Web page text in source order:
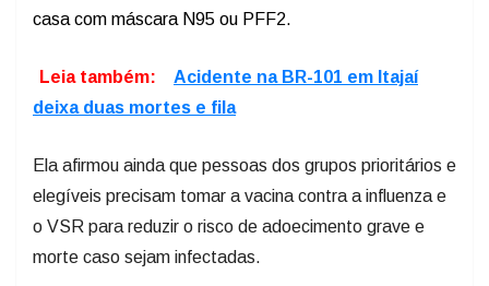
casa com máscara N95 ou PFF2.
Leia também:
Acidente na BR-101 em Itajaí
deixa duas mortes e fila
Ela afirmou ainda que pessoas dos grupos prioritários e
elegíveis precisam tomar a vacina contra a influenza e
o VSR para reduzir o risco de adoecimento grave e
morte caso sejam infectadas.